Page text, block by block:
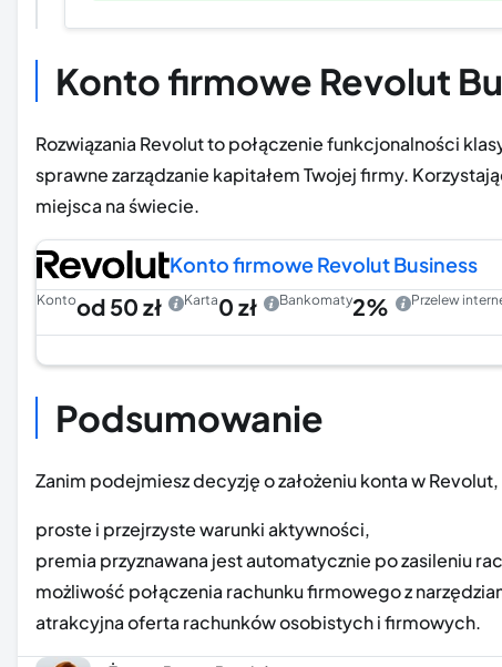
Konto firmowe Revolut
Rozwiązania Revolut to połączenie funkcjonalności
sprawne zarządzanie kapitałem Twojej firmy.
miejsca na świecie.
Konto firmowe Revolut Business
Kontood 50 zł Karta0 zł Bankomaty2% Przelew
Podsumowanie
Zanim podejmiesz decyzję o założeniu konta w
proste i przejrzyste warunki aktywności,
premia przyznawana jest automatycznie po zasileniu
możliwość połączenia rachunku firmowego z
atrakcyjna oferta rachunków osobistych i firmowych.